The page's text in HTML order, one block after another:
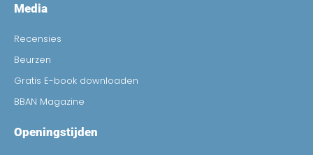
Media
Recensies
Beurzen
Gratis E-book downloaden
BBAN Magazine
Openingstijden